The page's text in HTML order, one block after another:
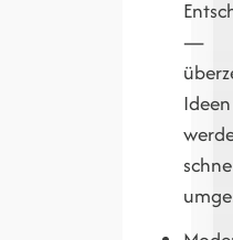
—
Ideen